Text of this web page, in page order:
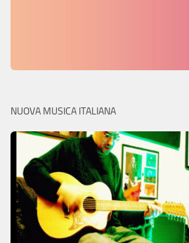
NUOVA MUSICA ITALIANA